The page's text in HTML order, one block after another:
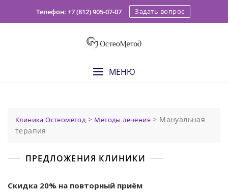
Телефон: +7 (812) 905-07-07 Задать вопрос
МЕНЮ
Клиника Остеометод> Методы лечения > Мануальная
терапия
ПРЕДЛОЖЕНИЯ КЛИНИКИ
Скидка 20% на повторный приём